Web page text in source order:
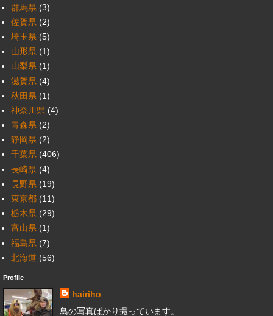
群馬県 (3)
佐賀県 (2)
埼玉県 (5)
山形県 (1)
山梨県 (1)
滋賀県 (4)
秋田県 (1)
神奈川県 (4)
青森県 (2)
静岡県 (2)
千葉県 (406)
長崎県 (4)
長野県 (19)
東京都 (11)
栃木県 (29)
富山県 (1)
福島県 (7)
北海道 (56)
Profile
hairiho
鳥の写真ばかり撮っています。